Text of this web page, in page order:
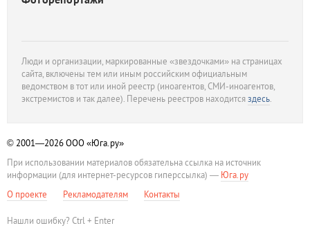
Люди и организации, маркированные «звездочками» на страницах
сайта, включены тем или иным российским официальным
ведомством в тот или иной реестр (иноагентов, СМИ-иноагентов,
экстремистов и так далее). Перечень реестров находитсяздесь.
© 2001—2026ООО «Юга.ру»
При использовании материалов обязательна ссылка на источник
информации (для интернет-ресурсов гиперссылка) — Юга.ру
О проекте
Рекламодателям Контакты
Нашли ошибку? Ctrl + Enter